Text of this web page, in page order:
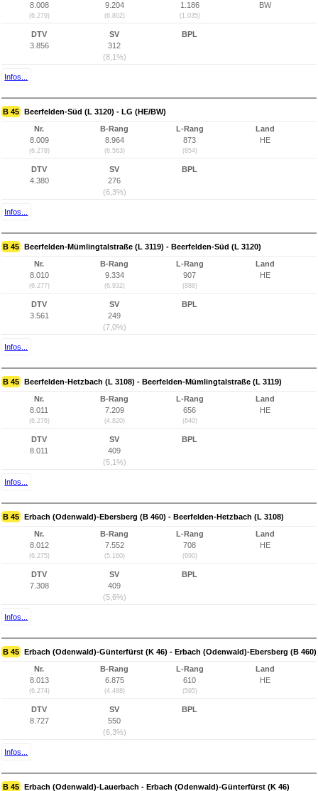
8.008
(6.279)
9.204
(6.802)
1.186
(1.035)
BW
DTV
3.856
SV
312
(8,1%)
BPL
Infos...
B 45 Beerfelden-Süd (L 3120) - LG (HE/BW)
Nr.
8.009
(6.278)
B-Rang
8.964
(6.563)
L-Rang
873
(854)
Land
HE
DTV
4.380
SV
276
(6,3%)
BPL
Infos...
B 45 Beerfelden-Mümlingtalstraße (L 3119) - Beerfelden-Süd (L 3120)
Nr.
8.010
(6.277)
B-Rang
9.334
(6.932)
L-Rang
907
(888)
Land
HE
DTV
3.561
SV
249
(7,0%)
BPL
Infos...
B 45 Beerfelden-Hetzbach (L 3108) - Beerfelden-Mümlingtalstraße (L 3119)
Nr.
8.011
(6.276)
B-Rang
7.209
(4.820)
L-Rang
656
(640)
Land
HE
DTV
8.011
SV
409
(5,1%)
BPL
Infos...
B 45 Erbach (Odenwald)-Ebersberg (B 460) - Beerfelden-Hetzbach (L 3108)
Nr.
8.012
(6.275)
B-Rang
7.552
(5.160)
L-Rang
708
(690)
Land
HE
DTV
7.308
SV
409
(5,6%)
BPL
Infos...
B 45 Erbach (Odenwald)-Günterfürst (K 46) - Erbach (Odenwald)-Ebersberg (B 460)
Nr.
8.013
(6.274)
B-Rang
6.875
(4.488)
L-Rang
610
(595)
Land
HE
DTV
8.727
SV
550
(6,3%)
BPL
Infos...
B 45 Erbach (Odenwald)-Lauerbach - Erbach (Odenwald)-Günterfürst (K 46)